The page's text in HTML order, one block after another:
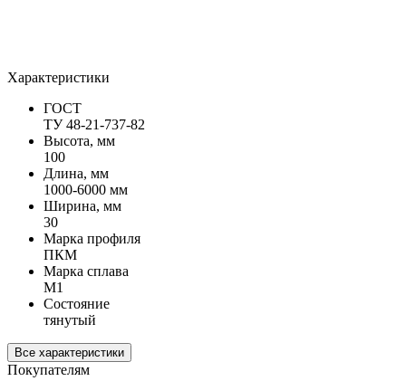
Характеристики
ГОСТ
ТУ 48-21-737-82
Высота, мм
100
Длина, мм
1000-6000 мм
Ширина, мм
30
Марка профиля
ПКМ
Марка сплава
М1
Состояние
тянутый
Все характеристики
Покупателям